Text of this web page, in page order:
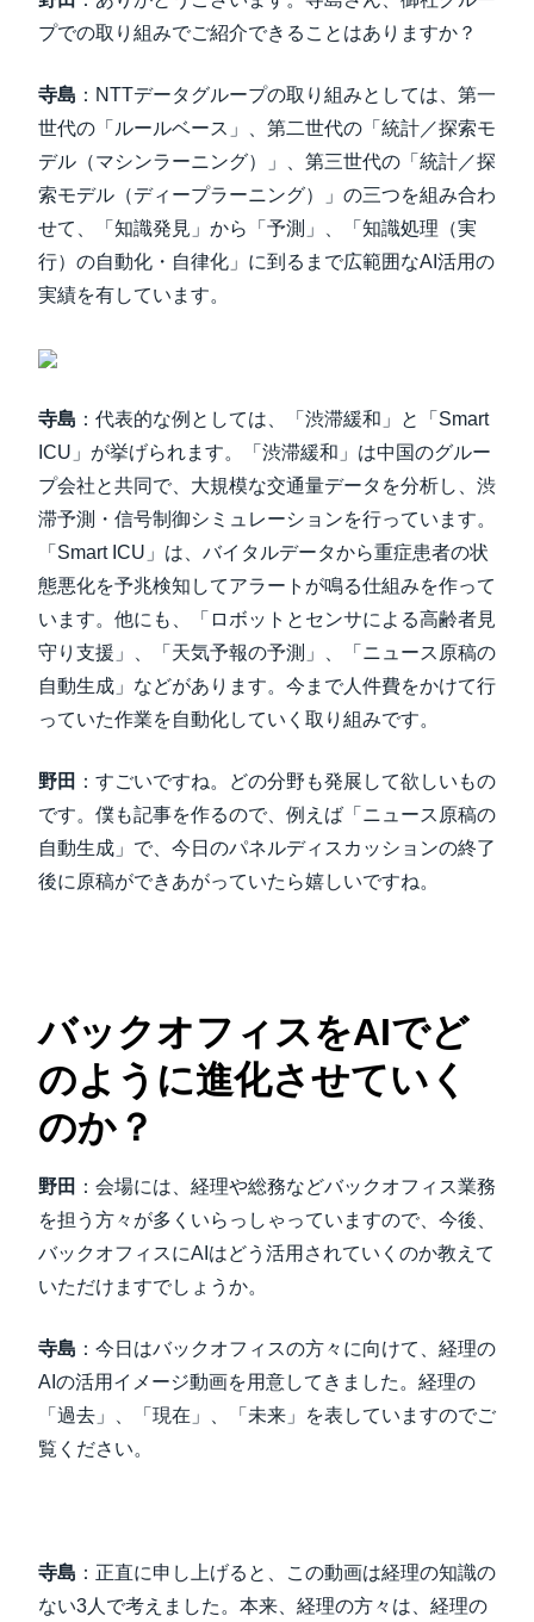
プでの取り組みでご紹介できることはありますか？
寺島 ：NTTデータグループの取り組みとしては、第一
世代の「ルールベース」、第二世代の「統計／探索モ
デル（マシンラーニング）」、第三世代の「統計／探
索モデル（ディープラーニング）」の三つを組み合わ
せて、「知識発見」から「予測」、「知識処理（実
行）の自動化・自律化」に到るまで広範囲なAI活用の
実績を有しています。
寺島 ：代表的な例としては、「渋滞緩和」と「Smart
ICU」が挙げられます。「渋滞緩和」は中国のグルー
プ会社と共同で、大規模な交通量データを分析し、渋
滞予測・信号制御シミュレーションを行っています。
「Smart ICU」は、バイタルデータから重症患者の状
態悪化を予兆検知してアラートが鳴る仕組みを作って
います。他にも、「ロボットとセンサによる高齢者見
守り支援」、「天気予報の予測」、「ニュース原稿の
自動生成」などがあります。今まで人件費をかけて行
っていた作業を自動化していく取り組みです。
野田 ：すごいですね。どの分野も発展して欲しいもの
です。僕も記事を作るので、例えば「ニュース原稿の
自動生成」で、今日のパネルディスカッションの終了
後に原稿ができあがっていたら嬉しいですね。
バックオフィスをAIでど
のように進化させていく
のか？
野田 ：会場には、経理や総務などバックオフィス業務
を担う方々が多くいらっしゃっていますので、今後、
バックオフィスにAIはどう活用されていくのか教えて
いただけますでしょうか。
寺島 ：今日はバックオフィスの方々に向けて、経理の
AIの活用イメージ動画を用意してきました。経理の
「過去」、「現在」、「未来」を表していますのでご
覧ください。
寺島 ：正直に申し上げると、この動画は経理の知識の
ない3人で考えました。本来、経理の方々は、経理の